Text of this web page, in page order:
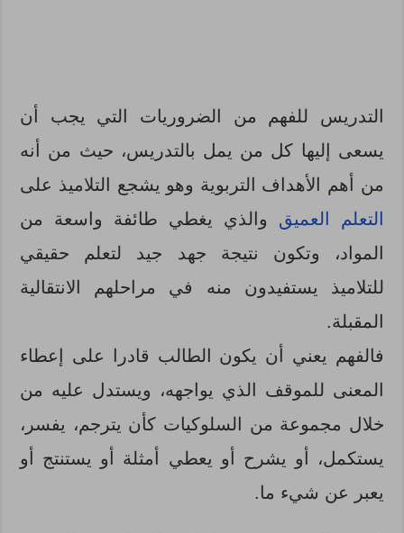
التدريس للفهم من الضروريات التي يجب أن
يسعى إليها كل من يمل بالتدريس، حيث من أنه
من أهم الأهداف التربوية وهو يشجع التلاميذ على
التعلم العميق والذي يغطي طائفة واسعة من
المواد، وتكون نتيجة جهد جيد لتعلم حقيقي
للتلاميذ يستفيدون منه في مراحلهم الانتقالية
المقبلة.
فالفهم يعني أن يكون الطالب قادرا على إعطاء
المعنى للموقف الذي يواجهه، ويستدل عليه من
خلال مجموعة من السلوكيات كأن يترجم، يفسر،
يستكمل، أو يشرح أو يعطي أمثلة أو يستنتج أو
يعبر عن شيء ما.